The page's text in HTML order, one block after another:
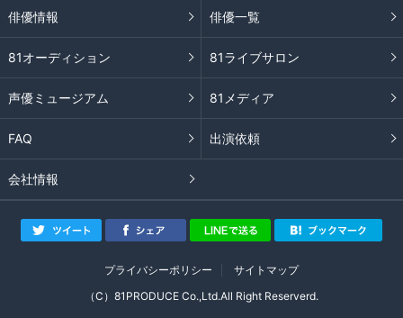
俳優情報 俳優一覧
81オーディション 81ライブサロン
声優ミュージアム 81メディア
FAQ 出演依頼
会社情報
プライバシーポリシー
サイトマップ
（C）81PRODUCE Co.,Ltd.All Right Reserverd.